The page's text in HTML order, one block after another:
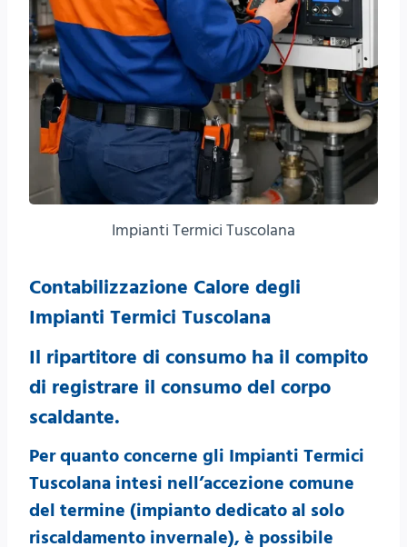
Impianti Termici Tuscolana
Contabilizzazione Calore degli
Impianti Termici Tuscolana
Il ripartitore di consumo ha il compito
di registrare il consumo del corpo
scaldante.
Per quanto concerne gli Impianti Termici
Tuscolana intesi nell’accezione comune
del termine (impianto dedicato al solo
riscaldamento invernale), è possibile